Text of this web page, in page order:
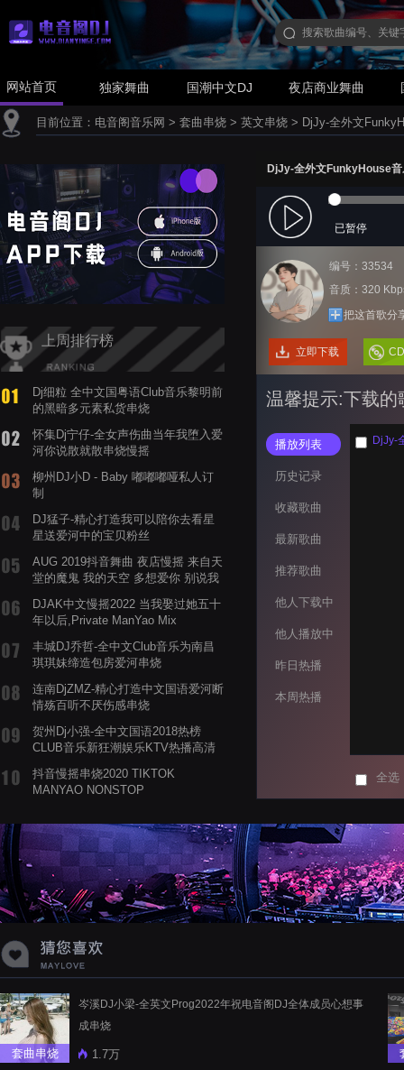
网站首页 独家舞曲 国潮中文DJ 夜店商业舞曲
目前位置： 电音阁音乐网 > 套曲串烧 > 英文串烧 > DjJy-全外文
上周排行榜
Dj细粒 全中文国粤语Club音乐黎明前
的黑暗多元素私货串烧
怀集Dj宁仔-全女声伤曲当年我堕入爱
河你说散就散串烧慢摇
柳州DJ小D - Baby 嘟嘟嘟哑私人订
制
DJ猛子-精心打造我可以陪你去看星
星送爱河中的宝贝粉丝
AUG 2019抖音舞曲 夜店慢摇 来自天
堂的魔鬼 我的天空 多想爱你 别说我
DJAK中文慢摇2022 当我娶过她五十
年以后,Private ManYao Mix
丰城DJ乔哲-全中文Club音乐为南昌
琪琪妹缔造包房爱河串烧
连南DjZMZ-精心打造中文国语爱河断
情殇百听不厌伤感串烧
贺州Dj小强-全中文国语2018热榜
CLUB音乐新狂潮娱乐KTV热播高清
抖音慢摇串烧2020 TIKTOK
MANYAO NONSTOP
蝉爸爸妈妈爱存在夏天的风是想你的
声音啊
DjJy-全外文FunkyHouse
已暂停
编号：33534
音质：320
把这首歌分
立即下载
温馨提示:下载的
播放列表
历史记录
收藏歌曲
最新歌曲
推荐歌曲
他人下载中
他人播放中
昨日热播
本周热播
DjJy-
全选
套曲串烧
岑溪DJ小梁-全英文Prog2022年祝电音阁DJ全体成员心想事
成串烧
1.7万